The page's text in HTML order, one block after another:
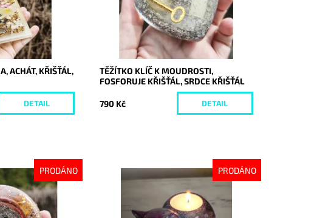
ACHÁT, KŘIŠŤÁL,
DETAIL
TĚŽÍTKO KLÍČ K MOUDROSTI,
FOSFORUJE KŘIŠŤÁL, SRDCE KŘIŠŤÁL
790 Kč DETAIL
PRODÁNO
PRODÁNO
Vyprodáno
10635